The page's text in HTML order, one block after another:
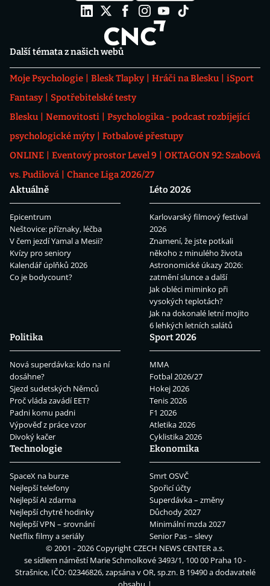
Další témata z našich webů
Moje Psychologie Blesk Tlapky Hráči na Blesku
iSport
Fantasy
Spotřebitelské testy
Blesku
Nemovitosti
Psychologika - podcast rozbíjející
psychologické mýty
Fotbalové přestupy
ONLINE
Eventový prostor Level 9
OKTAGON 92: Szabová
vs. Pudilová
Chance Liga 2026/27
Aktuálně
Epicentrum
Neštovice: příznaky, léčba
V čem jezdí Yamal a Mesii?
Kvízy pro seniory
Kalendář úplňků 2026
Co je bodycount?
Léto 2026
Karlovarský filmový festival
2026
Znamení, že jste potkali
někoho z minulého života
Astronomické úkazy 2026:
zatmění slunce a další
Jak obléci miminko při
vysokých teplotách?
Jak na dokonalé letní mojito
6 lehkých letních salátů
Politika
Nová superdávka: kdo na ní
dosáhne?
Sjezd sudetských Němců
Proč vláda zavádí EET?
Padni komu padni
Výpověď z práce vzor
Divoký kačer
Sport 2026
MMA
Fotbal 2026/27
Hokej 2026
Tenis 2026
F1 2026
Atletika 2026
Cyklistika 2026
Technologie
SpaceX na burze
Nejlepší telefony
Nejlepší AI zdarma
Nejlepší chytré hodinky
Nejlepší VPN – srovnání
Netflix filmy a seriály
Ekonomika
Smrt OSVČ
Spořicí účty
Superdávka – změny
Důchody 2027
Minimální mzda 2027
Senior Pas – slevy
© 2001 - 2026 CopyrightCZECH NEWS CENTER a.s.
se sídlem náměstí Marie Schmolkové 3493/1, 100 00 Praha 10 -
Strašnice, IČO: 02346826, zapsána v OR, sp.zn. B 19490 a dodavatelé